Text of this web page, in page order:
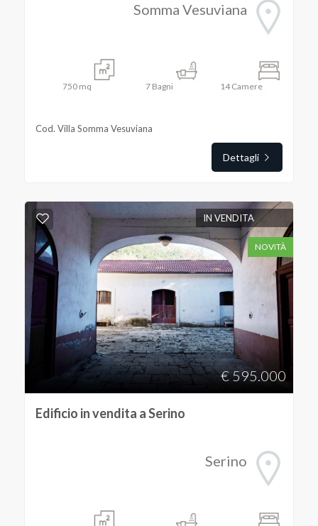
Somma Vesuviana
750mq 7Bagni 14Camere
Cod. Villa Somma Vesuviana
Dettagli
IN VENDITA
NOVITÀ
€ 595.000
Edificio in vendita a Serino
Serino